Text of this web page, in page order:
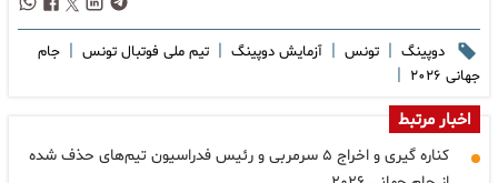
دوپینگ | تونس | آزمایش دوپینگ | تیم ملی فوتبال تونس | جام
جهانی ۲۰۲۶
|
اخبار مرتبط
کناره گیری و اخراج ۵ سرمربی و رئیس فدراسیون تیم‌های حذف شده